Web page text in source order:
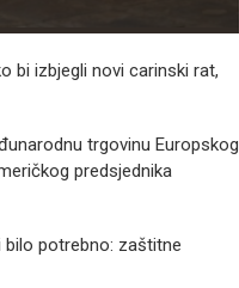
bi izbjegli novi carinski rat,
trgovinu Europskog
predsjednika
bilo potrebno: zaštitne